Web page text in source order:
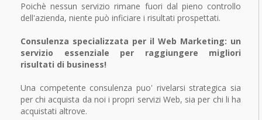
Poichè nessun servizio rimane fuori dal pieno controllo
dell'azienda, niente può inficiare i risultati prospettati.
Consulenza specializzata per il Web Marketing: un
servizio essenziale per raggiungere migliori
risultati di business!
Una competente consulenza puo' rivelarsi strategica sia
per chi acquista da noi i propri servizi Web, sia per chi li ha
acquistati altrove.